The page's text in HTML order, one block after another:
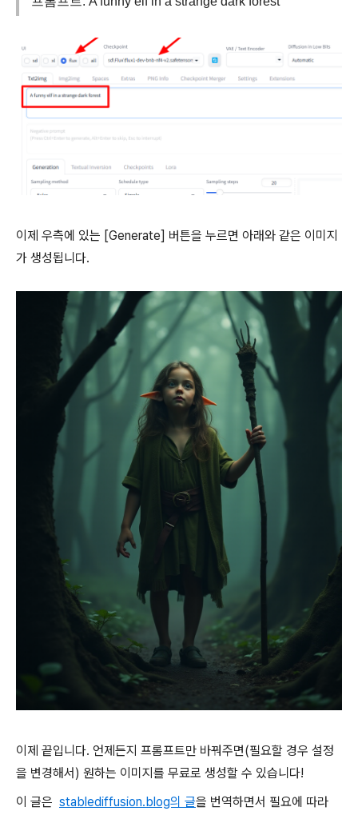
이제 우측에 있는 [Generate] 버튼을 누르면 아래와 같은 이미지
가 생성됩니다.
이제 끝입니다. 언제든지 프롬프트만 바꿔주면(필요할 경우 설정
을 변경해서) 원하는 이미지를 무료로 생성할 수 있습니다!
이 글은 stablediffusion.blog의 글을 번역하면서 필요에 따라